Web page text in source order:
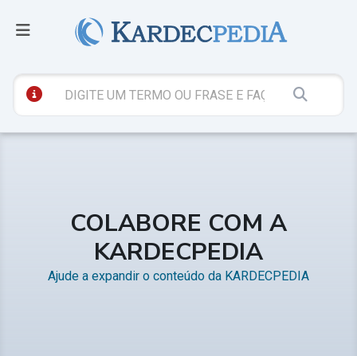
COLABORE COM A
KARDECPEDIA
Ajude a expandir o conteúdo da KARDECPEDIA